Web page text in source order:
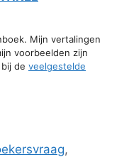
Mijn vertalingen
voorbeelden zijn
de veelgestelde
,